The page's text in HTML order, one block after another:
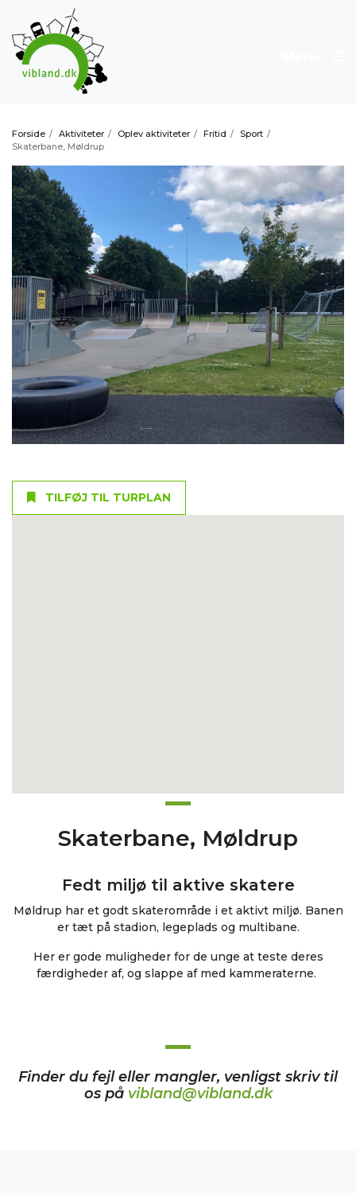
Forside / Aktiviteter / Oplev aktiviteter / Fritid / Sport /
Skaterbane, Møldrup
TILFØJ TIL TURPLAN
Skaterbane, Møldrup
Fedt miljø til aktive skatere
Møldrup har et godt skaterområde i et aktivt miljø. Banen
er tæt på stadion, legeplads og multibane.
Her er gode muligheder for de unge at teste deres
færdigheder af, og slappe af med kammeraterne.
Finder du fejl eller mangler, venligst skriv til
os på vibland@vibland.dk